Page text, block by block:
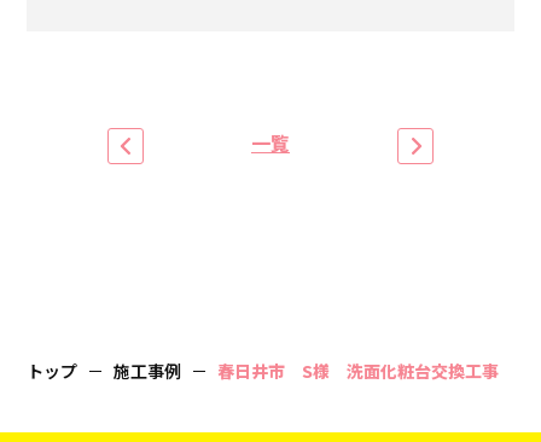
一覧
トップ 施工事例 春日井市 S様 洗面化粧台交換工事